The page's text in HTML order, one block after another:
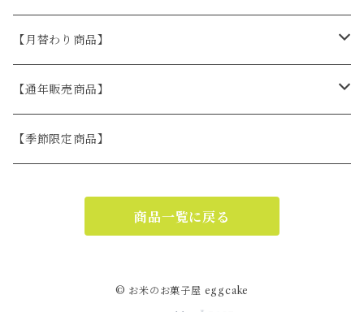
【月替わり商品】
お米の焼菓子set
eggcake缶
【通年販売商品】
お米の焼菓子ギフト
【季節限定商品】
商品一覧に戻る
© お米のお菓子屋 eggcake